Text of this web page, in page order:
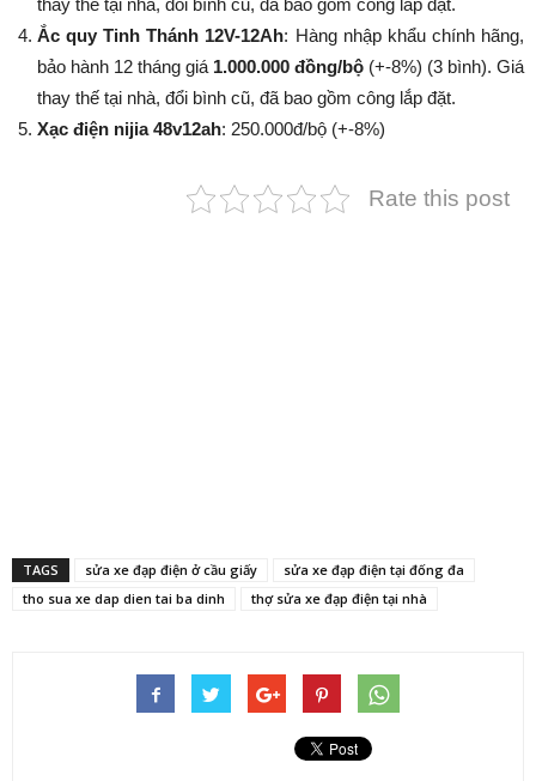
Ắc quy Tinh Thánh 12V-12Ah: Hàng nhập khẩu chính hãng,
bảo hành 12 tháng giá 1.000.000 đồng/bộ (+-8%​​​​​​​) (3 bình). Giá
thay thế tại nhà, đổi bình cũ, đã bao gồm công lắp đặt.
Xạc điện nijia 48v12ah: 250.000đ/bộ (+-8%​​​​​​​)
Rate this post
TAGS sửa xe đạp điện ở cầu giấy
sửa xe đạp điện tại đống đa
tho sua xe dap dien tai ba dinh
thợ sửa xe đạp điện tại nhà